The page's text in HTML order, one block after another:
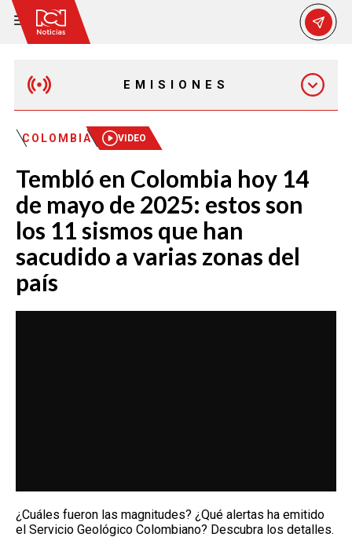
EMISIONES
MAÑANA EXPRESS
EMISIÓN 12:30 PM
EMISIÓN 7:00 PM
COLOMBIA VIDEO
Tembló en Colombia hoy 14
de mayo de 2025: estos son
los 11 sismos que han
sacudido a varias zonas del
país
¿Cuáles fueron las magnitudes? ¿Qué alertas ha emitido
el Servicio Geológico Colombiano? Descubra los detalles.